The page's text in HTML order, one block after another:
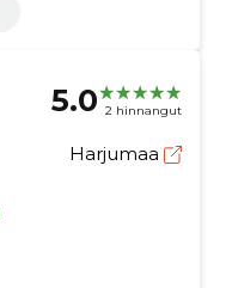
5.0 2 hinnangut
Harjumaa